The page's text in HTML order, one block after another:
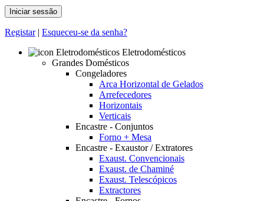
Registar| Esqueceu-se da senha?
Eletrodomésticos
Grandes Domésticos
Congeladores
Arca Horizontal de Gelados
Arrefecedores
Horizontais
Verticais
Encastre - Conjuntos
Forno + Mesa
Encastre - Exaustor / Extratores
Exaust. Convencionais
Exaust. de Chaminé
Exaust. Telescópicos
Extractores